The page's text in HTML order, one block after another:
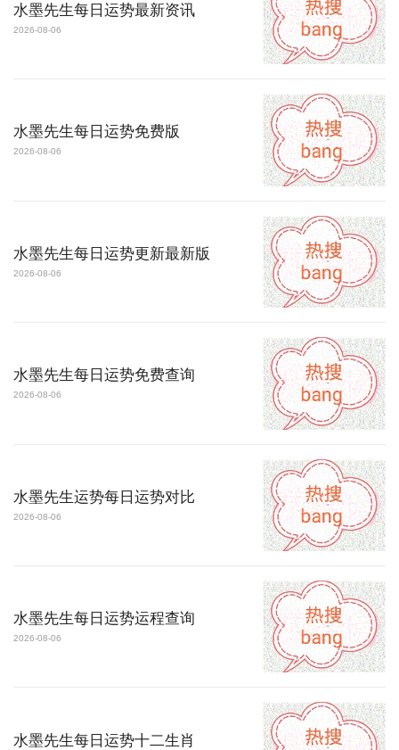
水墨先生每日运势最新资讯
2026-08-06
水墨先生每日运势免费版
2026-08-06
水墨先生每日运势更新最新版
2026-08-06
水墨先生每日运势免费查询
2026-08-06
水墨先生运势每日运势对比
2026-08-06
水墨先生每日运势运程查询
2026-08-06
水墨先生每日运势十二生肖